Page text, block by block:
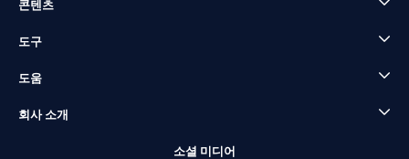
콘텐츠
도구
도움
회사 소개
소셜 미디어